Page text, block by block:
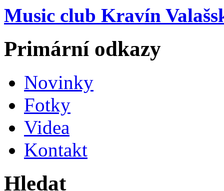
Music club Kravín
Primární odkazy
Novinky
Fotky
Videa
Kontakt
Hledat